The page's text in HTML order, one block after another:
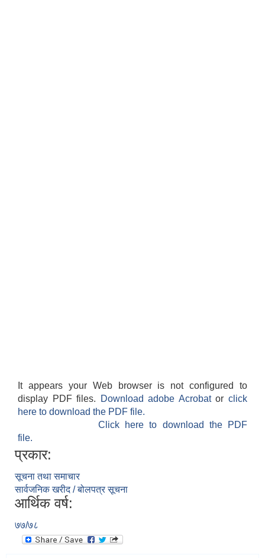
It appears your Web browser is not configured to
display PDF files.
Download adobe Acrobatorclick
here to download the PDF file.
Click here to download the PDF
file.
प्रकार:
सूचना तथा समाचार
सार्वजनिक खरीद / बोलपत्र सूचना
आर्थिक वर्ष:
७७/७८